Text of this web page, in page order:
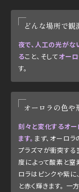
どんな場所で観
夜で、人工の光が
ること、そしてオー
す。
オーロラの色や
刻々と変化するオー
ます。 まず、オーロ
プラズマが衝突す
度によって酸素と
ロラはピンクや紫に
と赤く輝きます。 一